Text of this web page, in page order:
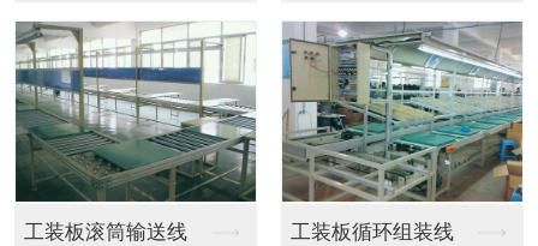
PU带食品流水线 全烤漆皮带流水线